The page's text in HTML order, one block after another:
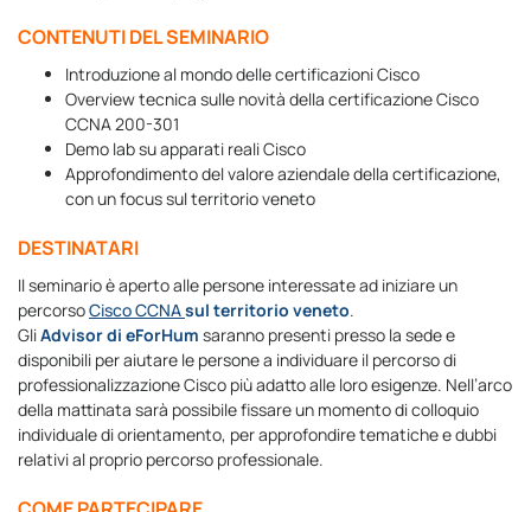
CONTENUTI DEL SEMINARIO
Introduzione al mondo delle certificazioni Cisco
Overview tecnica sulle novità della certificazione Cisco
CCNA 200-301
Demo lab su apparati reali Cisco
Approfondimento del valore aziendale della certificazione,
con un focus sul territorio veneto
DESTINATARI
Il seminario è aperto alle persone interessate ad iniziare un
percorsoCisco CCNAsul territorio veneto.
GliAdvisor di eForHum saranno presenti presso la sede e
disponibili per aiutare le persone a individuare il percorso di
professionalizzazione Cisco più adatto alle loro esigenze. Nell’arco
della mattinata sarà possibile fissare un momento di colloquio
individuale di orientamento, per approfondire tematiche e dubbi
relativi al proprio percorso professionale.